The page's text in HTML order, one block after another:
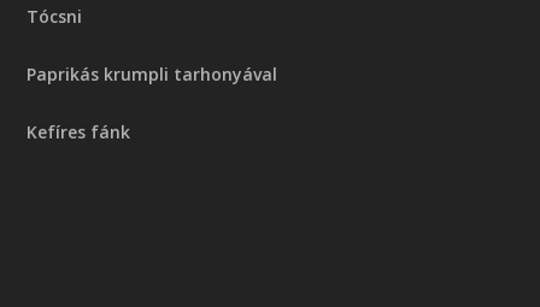
Tócsni
Paprikás krumpli tarhonyával
Kefíres fánk